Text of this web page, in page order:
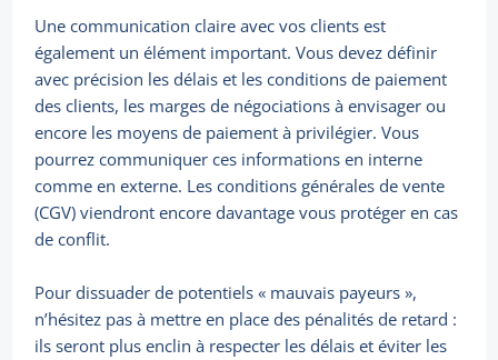
Une communication claire avec vos clients est
également un élément important. Vous devez définir
avec précision les délais et les conditions de paiement
des clients, les marges de négociations à envisager ou
encore les moyens de paiement à privilégier. Vous
pourrez communiquer ces informations en interne
comme en externe. Les conditions générales de vente
(CGV) viendront encore davantage vous protéger en cas
de conflit.
Pour dissuader de potentiels « mauvais payeurs »,
n’hésitez pas à mettre en place des pénalités de retard :
ils seront plus enclin à respecter les délais et éviter les